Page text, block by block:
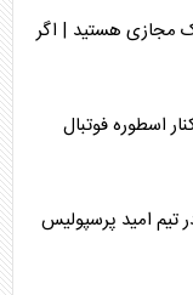
مجازی هستید | اگر
دوره ۳۰ ساله در کنار اسطوره فوتبال
امید پرسپولیس